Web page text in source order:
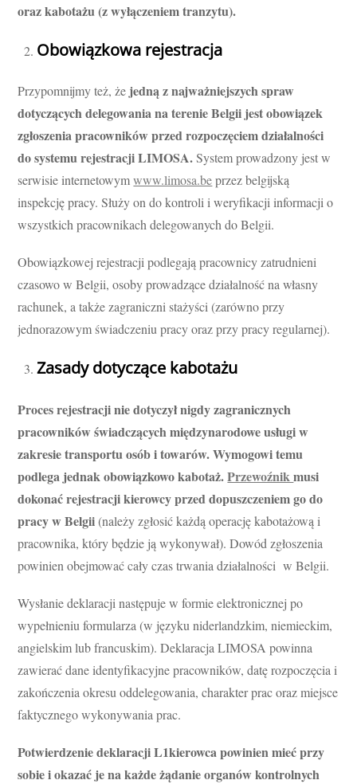
oraz kabotażu (z wyłączeniem tranzytu).
Obowiązkowa rejestracja
Przypomnijmy też, że jedną z najważniejszych spraw
dotyczących delegowania na terenie Belgii jest obowiązek
zgłoszenia pracowników przed rozpoczęciem działalności
do systemu rejestracji LIMOSA.System prowadzony jest w
serwisie internetowymwww.limosa.beprzez belgijską
inspekcję pracy. Służy on do kontroli i weryfikacji informacji o
wszystkich pracownikach delegowanych do Belgii.
Obowiązkowej rejestracji podlegają pracownicy zatrudnieni
czasowo w Belgii, osoby prowadzące działalność na własny
rachunek, a także zagraniczni stażyści (zarówno przy
jednorazowym świadczeniu pracy oraz przy pracy regularnej).
Zasady dotyczące kabotażu
Proces rejestracji nie dotyczył nigdy zagranicznych
pracowników świadczących międzynarodowe usługi w
zakresie transportu osób i towarów. Wymogowi temu
podlega jednak obowiązkowo kabotaż.Przewoźnikmusi
dokonać rejestracji kierowcy przed dopuszczeniem go do
pracy w Belgii(należy zgłosić każdą operację kabotażową i
pracownika, który będzie ją wykonywał). Dowód zgłoszenia
powinien obejmować cały czas trwania działalności w Belgii.
Wysłanie deklaracji następuje w formie elektronicznej po
wypełnieniu formularza (w języku niderlandzkim, niemieckim,
angielskim lub francuskim). Deklaracja LIMOSA powinna
zawierać dane identyfikacyjne pracowników, datę rozpoczęcia i
zakończenia okresu oddelegowania, charakter prac oraz miejsce
faktycznego wykonywania prac.
Potwierdzenie deklaracji L1kierowca powinien mieć przy
sobie i okazać je na każde żądanie organów kontrolnych